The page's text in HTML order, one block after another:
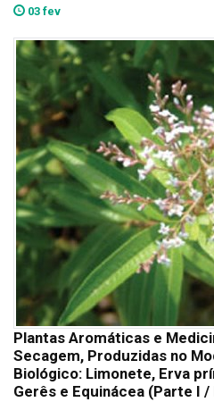
03 fev
Plantas Aromáticas e
Secagem, Produzidas no
Biológico: Limonete, Erva
Gerês e Equinácea (Parte I /